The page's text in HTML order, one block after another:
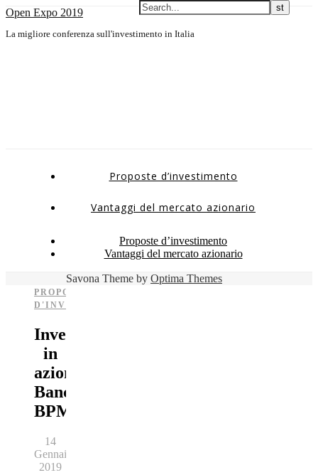
Open Expo 2019
La migliore conferenza sull'investimento in Italia
Proposte d’investimento
Vantaggi del mercato azionario
Proposte d’investimento
Vantaggi del mercato azionario
PROPOSTE
D'INVESTIMENTO
Investire
in
azioni
Banco
BPM
14
Gennaio
2019
Savona Theme by Optima Themes